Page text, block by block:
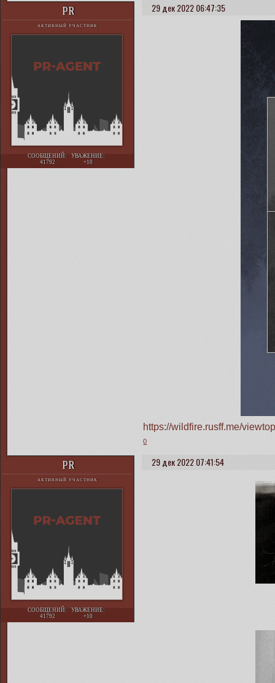
29 дек 2022 06:47:35
PR
АКТИВНЫЙ УЧАСТНИК
СООБЩЕНИЙ:
41792
УВАЖЕНИЕ:
+10
https://wildfire.rusff.me/
0
29 дек 2022 07:41:54
PR
АКТИВНЫЙ УЧАСТНИК
СООБЩЕНИЙ:
41792
УВАЖЕНИЕ:
+10